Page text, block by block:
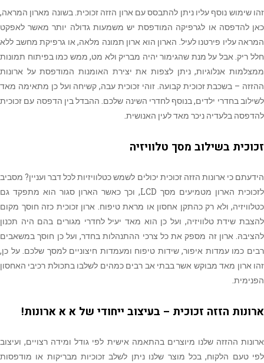
זהו שימוש נוסף עליו ניתן להתבסס עם ארון הזזה זכוכית. בשונה מארון המראה,
כאן להדפסה או לגרפיקה המודפסת יש משמעות גדולה יותר מאשר לאפקט
המראה עליו פירטנו לעיל. הארון הוא ארון תמונה מלאה, או גרפיקת מחשב ללא
חלל ריק. אבל על מנת שהגימור יהיה מבריק ולא מט, ממש כמו בפיתוח תמונות
ממצלמות אנלוגיות, ניתן לצפות את יצירת האומנות המודפסת על ארונות
ההזזה – בשכבת זכוכית קבועה. זוהי זכוכית עבה, קשיחה ועל כן מתאימה מאד
לשילוב בחדרי ילדים, בנוסף לחדרי השינה שלכם. ההבדל בין הדפסה עם זכוכית
להדפסה בלעדיה ניכר מאד לעין האנושית.
זכוכית בשילוב מסך טלוויזיה
הידעתם כי ארונות הזזה זכוכית יכולים לשמש כטלוויזיות לכל דבר ועניין? מסביב
לזכוכית הארון מטמיעים מסך LCD, וכך כאשר הארון סגור הוא מתפקד גם
כטלוויזיה, ולא רק כהתקן אחסון או מראת טיפוח. ארון זכוכית כזה חוסך מקום
להצבת שידת טלוויזיה, ועל כן הוא מאד יעיל לחדרי מגורים בהם היה תכנון
להציבהּ. ארון זה מספק את כל צרכי ההתנהלות בחדר, ועל כן חוסך במשאבים
רבים כמו עמדות איפור, שידות טיפוח ומעמדות חיצוניים למסך שלכם. על כן,
זהו ארון מאד מבוקש אשר בבתי אב רבים כמהים לשלבו בתכולת רכיבי האחסון
הפנימית.
ארונות הזזה זכוכית – בעיצוב ייחודי של א א ארונות!
ארונות ההזזה שלנו מיוצרים בהתאמה אישית לפי גודל ומידה רצויים, ועיצוב
לפי טעם הלקוח, בכל מוצר שלנו ניתן לשלב זכוכיות מבריקות או מודפסות